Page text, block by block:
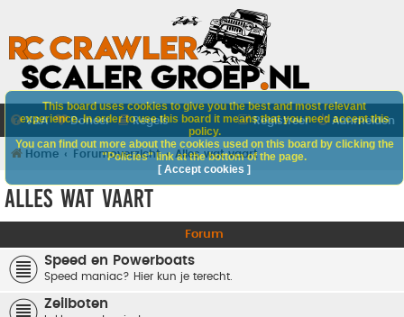
V&A Doneer Regels Aanmelden
Registreer
Home Forumoverzicht Alles wat vaart
Alles wat vaart
Forum
Speed en Powerboats
Speed maniac? Hier kun je terecht.
Zeilboten
This board uses cookies to give you the best and most relevant
experience. In order to use this board it means that you need accept this
policy.
You can find out more about the cookies used on this board by clicking the
"Policies" link at the bottom of the page.
[ Accept cookies ]